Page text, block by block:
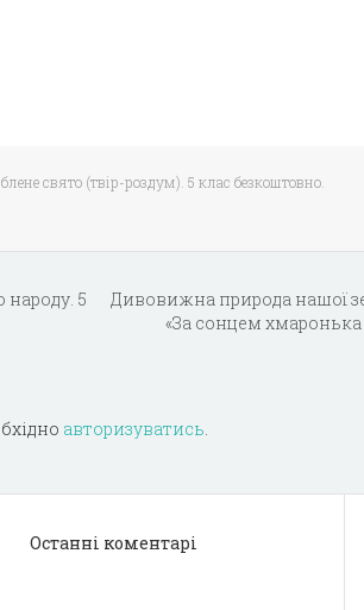
свято (твір-роздум). 5 клас безкоштовно.
народу. 5
Дивовижна природа нашої
«За сонцем хмаронька
авторизуватись.
Останні коментарі